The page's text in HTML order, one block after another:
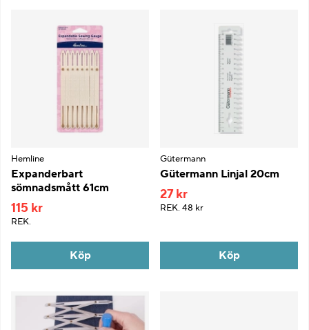
Hemline
Expanderbart
sömnadsmått 61cm
115 kr
REK.
Köp
Gütermann
Gütermann Linjal 20cm
27 kr
REK. 48 kr
Köp